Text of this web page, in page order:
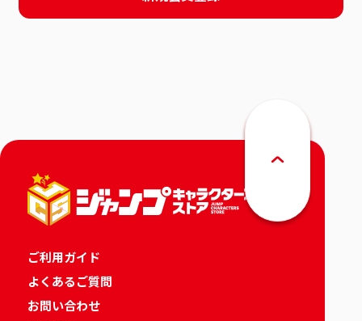
ご利用ガイド
よくあるご質問
お問い合わせ